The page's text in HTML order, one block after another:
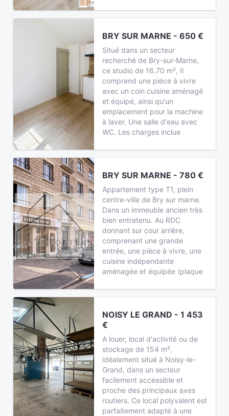
BRY SUR MARNE - 650 €
Situé dans un secteur
recherché de Bry-sur-Marne,
ce studio de 16.70 m², Il
comprend une piéce à vivre
avec un coin cuisine aménagé
et équipé, ainsi qu'un
emplacement pour la machine
à laver. Une salle d'eau avec
WC. Les charges inclue
BRY SUR MARNE - 780 €
Appartement type T1, plein
centre-ville de Bry sur marne.
Dans un immeuble ancien très
bien entretenu. Au RDC
donnant sur cour arrière,
comprenant une grande
entrée, une pièce à vivre, une
cuisine indépendante
aménagée et équipée (plaque
NOISY LE GRAND - 1 453
€
A louer, local d'activité ou de
stockage de 154 m²,
idéalement situé à Noisy-le-
Grand, dans un secteur
facilement accessible et
proche des principaux axes
routiers. Ce local polyvalent est
parfaitement adapté à une